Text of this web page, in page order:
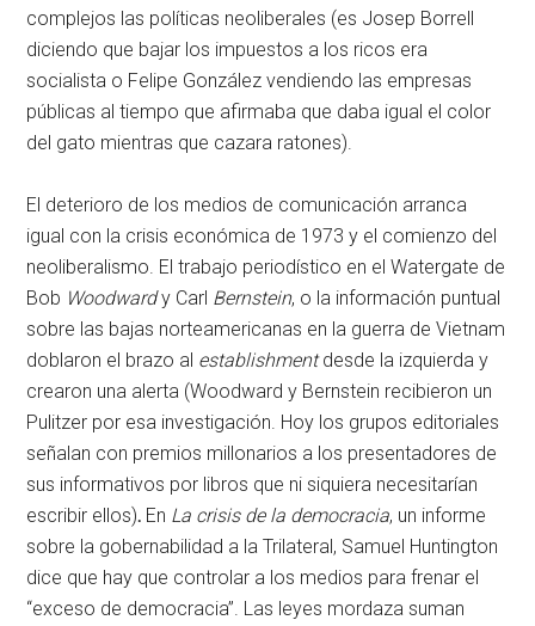
complejos las políticas neoliberales (es Josep Borrell
diciendo que bajar los impuestos a los ricos era
socialista o Felipe González vendiendo las empresas
públicas al tiempo que afirmaba que daba igual el color
del gato mientras que cazara ratones).
El deterioro de los medios de comunicación arranca
igual con la crisis económica de 1973 y el comienzo del
neoliberalismo. El trabajo periodístico en el Watergate de
Bob Woodwardy Carl Bernstein, o la información puntual
sobre las bajas norteamericanas en la guerra de Vietnam
doblaron el brazo al establishmentdesde la izquierda y
crearon una alerta (Woodward y Bernstein recibieron un
Pulitzer por esa investigación. Hoy los grupos editoriales
señalan con premios millonarios a los presentadores de
sus informativos por libros que ni siquiera necesitarían
escribir ellos). En La crisis de la democracia, un informe
sobre la gobernabilidad a la Trilateral, Samuel Huntington
dice que hay que controlar a los medios para frenar el
“exceso de democracia”. Las leyes mordaza suman